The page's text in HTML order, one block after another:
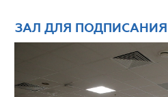
ЗАЛ ДЛЯ